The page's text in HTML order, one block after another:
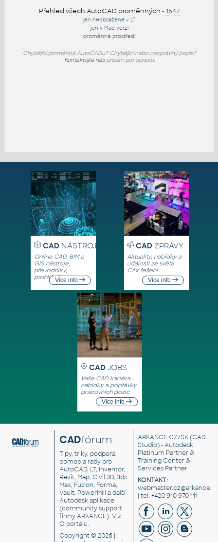
Přehled všech AutoCAD proměnných - 1547
jen neobsažené v LT
jen v Mac verzi
proměnné prostředí
Chybějící proměnná AutoCADu? Chybějící nebo nesprávný popis?
Kontaktujte násprosím pro opravu.
CADNÁSTROJE
Online CAD, BIM a
GIS nástroje,
převodníky,
prohlížečeVíce info
CADZPRÁVY
Aktuality, nabídky a
události ze světa
CAx řešení
Více info
CAD JOBS
Vaše CAD kariéra -
nabídky a poptávky
pracovních pozic
Více info
CADfórum
Tipy, triky, podpora,
pomoc a rady pro
AutoCAD, LT, Inventor,
Revit, Map, Civil 3D, 3ds
Max, Fusion, Forma,
Vault, PowerMill a další
Autodesk aplikace
(community support
firmy ARKANCE). Viz
O portálu.
Copyright © 2026 |
ARKANCE CZ/SK(CAD
Studio) - Autodesk
Platinum Partner &
Training Center &
Services Partner
KONTAKT:
| tel. +420 910 970 111